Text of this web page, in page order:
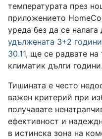
температурата през
приложението
уреда без да се налага
удължената 3+2
30.11, ще се радвате на
климатик дълги години.
Тишината е често
важен критерий при
получавате
ефективност и
в истинска зона на